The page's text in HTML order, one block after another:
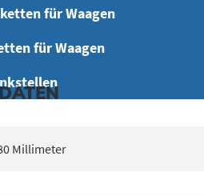
für Waagen
für Waagen
Millimeter